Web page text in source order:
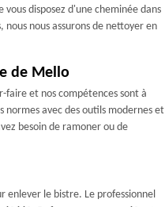
disposez d'une cheminée dans
nous assurons de nettoyer en
de Mello
faire et nos compétences sont à
normes avec des outils modernes et
besoin de ramoner ou de
enlever le bistre. Le professionnel